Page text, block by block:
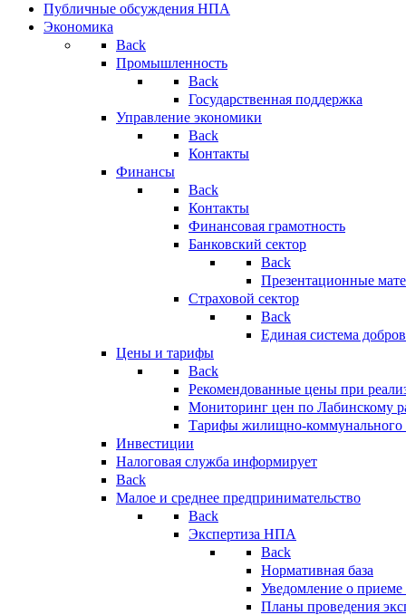
Публичные обсуждения НПА
Экономика
Back
Промышленность
Back
Государственная поддержка
Управление экономики
Back
Контакты
Финансы
Back
Контакты
Финансовая грамотность
Банковский сектор
Back
Презентационные
Страховой сектор
Back
Единая система
Цены и тарифы
Back
Рекомендованные цены при
Мониторинг цен по Лабинскому
Тарифы жилищно-коммунального
Инвестиции
Налоговая служба информирует
Back
Малое и среднее предпринимательство
Back
Экспертиза НПА
Back
Нормативная база
Уведомление о
Планы проведения